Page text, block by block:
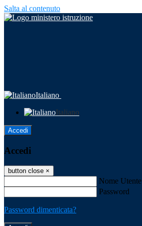
Salta al contenuto
Italiano
Italiano
Accedi
Accedi
button close ×
Nome Utente
Password
Password dimenticata?